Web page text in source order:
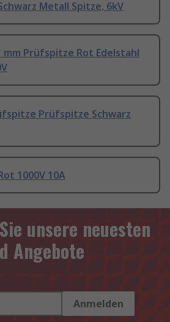
Metall Spitze, 6kV
mm Prüfspitze Rot Edelstahl
Prüfspitze Schwarz
1000V 10A
unsere neuesten
Angebote
Anmelden